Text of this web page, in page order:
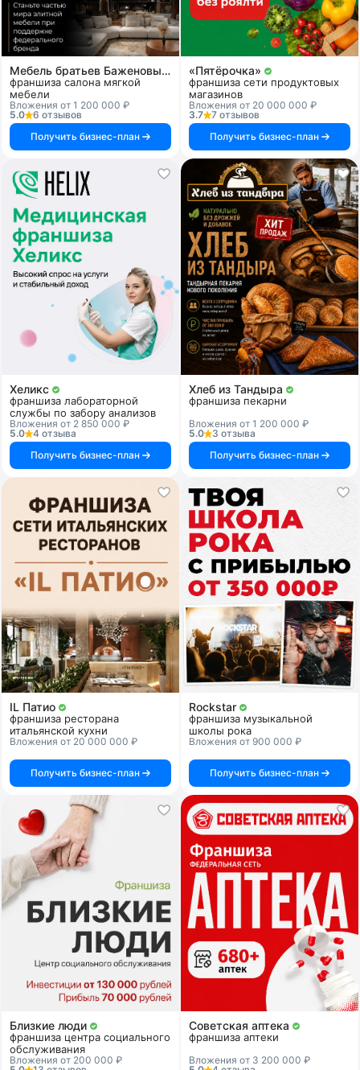
Мебель братьев Баженовых
франшиза салона мягкой
мебели
Вложения от 1 200 000 ₽
5.0
6 отзывов
Получить бизнес-план
«Пятёрочка»
франшиза сети продуктовых
магазинов
Вложения от 20 000 000 ₽
3.7
7 отзывов
Получить бизнес-план
Хеликс
франшиза лабораторной
службы по забору анализов
Вложения от 2 850 000 ₽
5.0
4 отзыва
Получить бизнес-план
Хлеб из Тандыра
франшиза пекарни
Вложения от 1 200 000 ₽
5.0
3 отзыва
Получить бизнес-план
IL Патио
франшиза ресторана
итальянской кухни
Вложения от 20 000 000 ₽
Получить бизнес-план
Rockstar
франшиза музыкальной
школы рока
Вложения от 900 000 ₽
Получить бизнес-план
Близкие люди
франшиза центра социального
обслуживания
Вложения от 200 000 ₽
Советская аптека
франшиза аптеки
Вложения от 3 200 000 ₽